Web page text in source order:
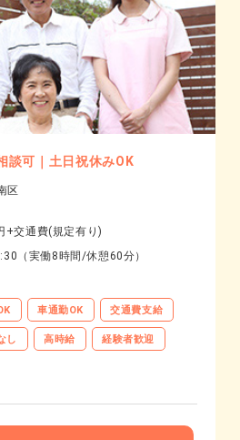
談可｜土日祝休みOK
区
+交通費(規定有り)
（実働8時間/休憩60分）
車通勤OK 交通費支給
し 高時給 経験者歓迎